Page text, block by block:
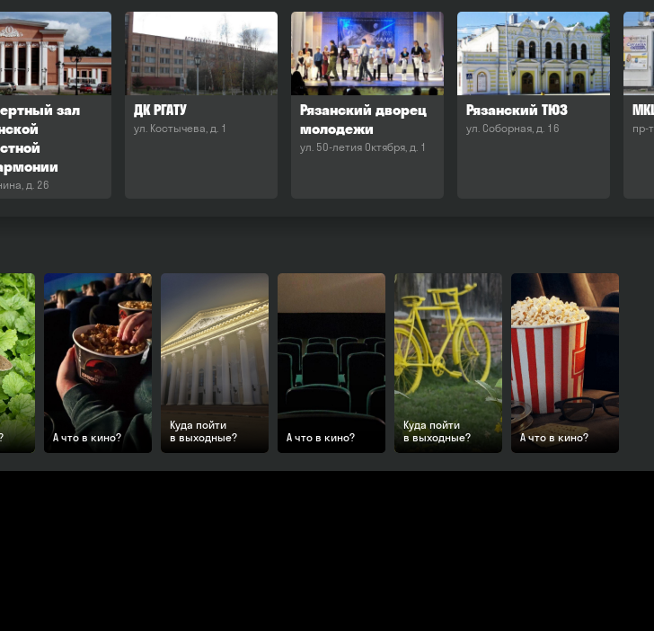
зал
д. 26
ДК РГАТУ
ул. Костычева, д. 1
Рязанский дворец
молодежи
ул. 50-летия Октября, д. 1
Рязанский ТЮЗ
ул. Соборная, д. 16 пр-
А что в кино?
Куда пойти
в выходные?
А что в кино?
Куда пойти
в выходные?
А что в кино?